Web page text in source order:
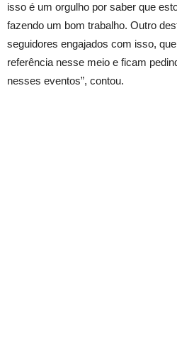
isso é um orgulho por saber que
fazendo um bom trabalho. Outro
seguidores engajados com isso,
referência nesse meio e ficam
nesses eventos”, contou.